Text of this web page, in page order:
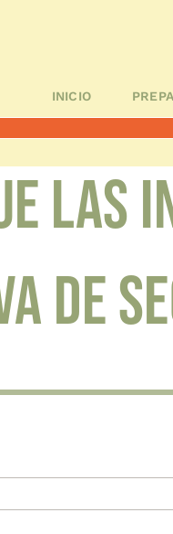
INICIO
de